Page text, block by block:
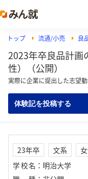
トップ 流通/小売 良
2023年卒良品計画
性）（公開）
実際に企業に提出した志望
体験記を投稿する
23年卒 文系
学校名 ： 明治大学